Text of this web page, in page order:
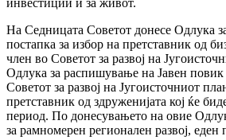
На Седницата Советот донесе Одлука
постапка за избор на претставник од
член во Советот за развој на
Одлука за распишување на Јавен повик
Советот за развој на Југоисточниот
претставник од здруженијата кој ќе
период. По донесувањето на овие
за рамномерен регионален развој, еден